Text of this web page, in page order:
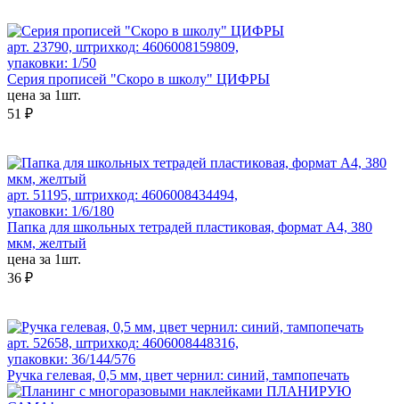
арт. 23790, штрихкод: 4606008159809,
упаковки: 1/50
Серия прописей "Скоро в школу" ЦИФРЫ
цена за 1шт.
51 ₽
арт. 51195, штрихкод: 4606008434494,
упаковки: 1/6/180
Папка для школьных тетрадей пластиковая, формат А4, 380
мкм, желтый
цена за 1шт.
36 ₽
арт. 52658, штрихкод: 4606008448316,
упаковки: 36/144/576
Ручка гелевая, 0,5 мм, цвет чернил: синий, тампопечать